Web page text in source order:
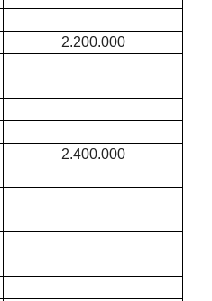
2.200.000
2.400.000